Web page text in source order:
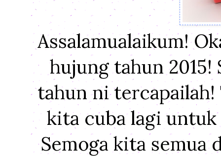
Assalamualaikum!
hujung tahun 2015!
tahun ni tercapailah!
kita cuba lagi untuk
Semoga kita semua